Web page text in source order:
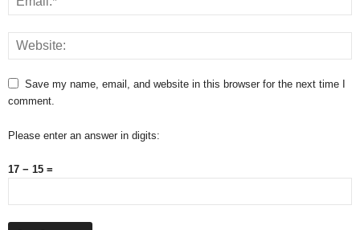
Save my name, email, and website in this browser for the next time I
comment.
Please enter an answer in digits:
17 − 15 =